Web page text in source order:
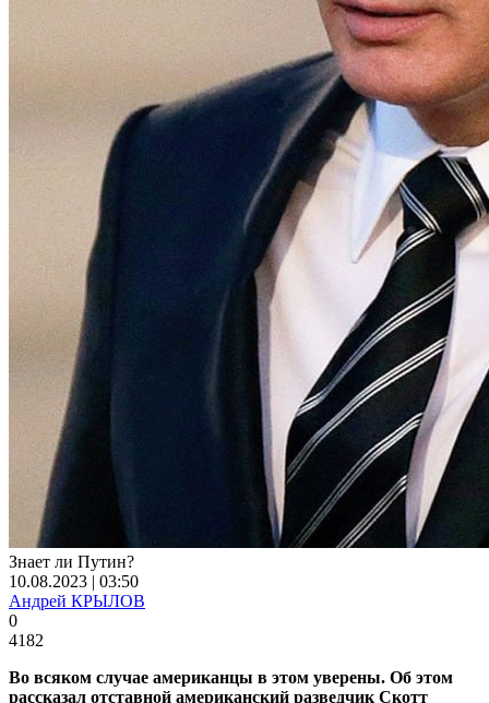
Знает ли Путин?
10.08.2023 | 03:50
Андрей КРЫЛОВ
0
4182
Во всяком случае американцы в этом уверены. Об этом
рассказал отставной американский разведчик Скотт